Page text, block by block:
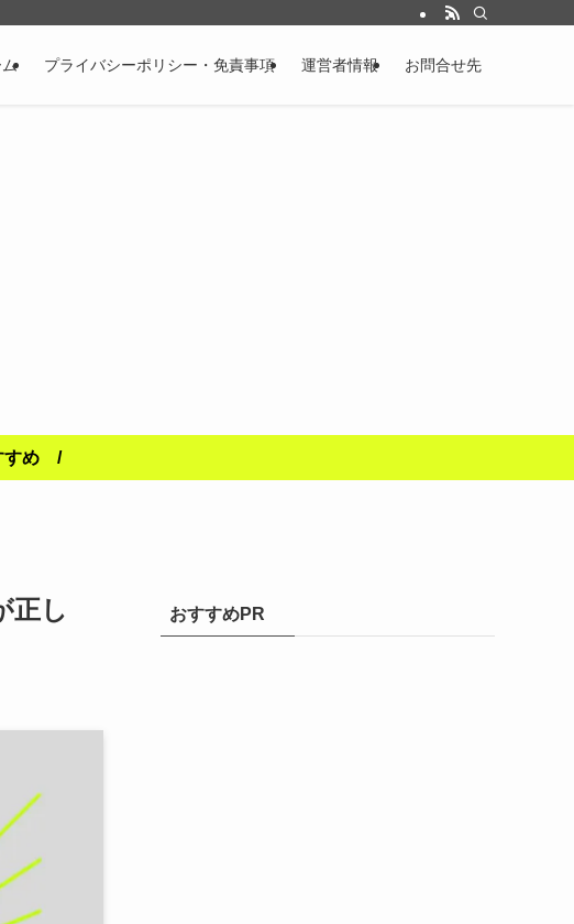
プライバシーポリシー・免責事項 運営者情報 お問合せ先
すめ /
正し
おすすめPR